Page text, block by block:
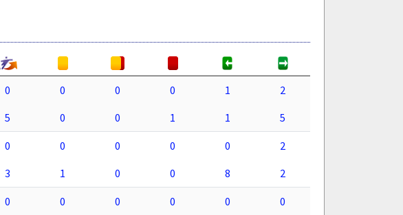
0 0 0 0 1
2
5 0 0 1 1 5
0 0 0 0 0
2
3 1 0 0 8 2
0 0 0 0 0
0